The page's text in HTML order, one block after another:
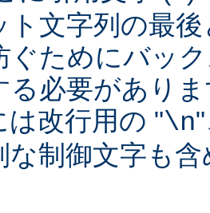
ト文字列の最
ぐためにバッ
る必要があり
は改行用の "\n
な制御文字も